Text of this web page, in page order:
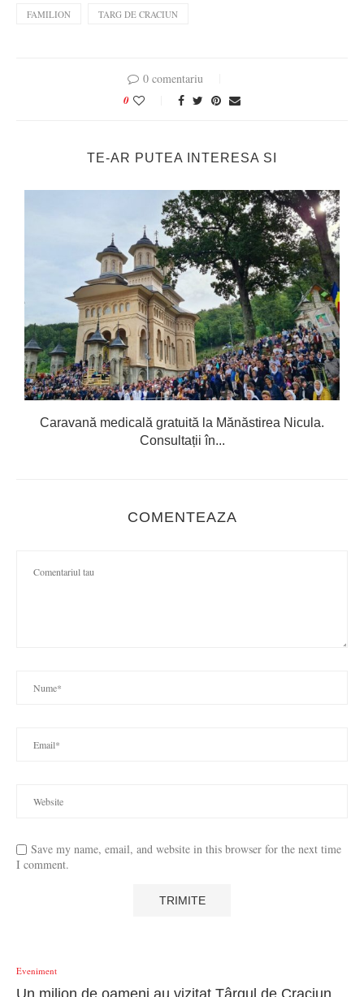
FAMILION TARG DE CRACIUN
0 comentariu
0
TE-AR PUTEA INTERESA SI
Caravană medicală gratuită la Mănăstirea Nicula.
Consultații în...
COMENTEAZA
Save my name, email, and website in this browser for the next time
I comment.
Eveniment
Un milion de oameni au vizitat Târgul de Craciun